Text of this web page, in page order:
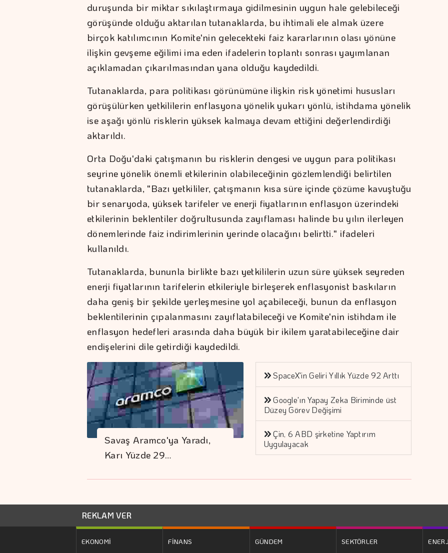
duruşunda bir miktar sıkılaştırmaya gidilmesinin uygun hale gelebileceği
görüşünde olduğu aktarılan tutanaklarda, bu ihtimali ele almak üzere
birçok katılımcının Komite'nin gelecekteki faiz kararlarının olası yönüne
ilişkin gevşeme eğilimi ima eden ifadelerin toplantı sonrası yayımlanan
açıklamadan çıkarılmasından yana olduğu kaydedildi.
Tutanaklarda, para politikası görünümüne ilişkin risk yönetimi hususları
görüşülürken yetkililerin enflasyona yönelik yukarı yönlü, istihdama yönelik
ise aşağı yönlü risklerin yüksek kalmaya devam ettiğini değerlendirdiği
aktarıldı.
Orta Doğu'daki çatışmanın bu risklerin dengesi ve uygun para politikası
seyrine yönelik önemli etkilerinin olabileceğinin gözlemlendiği belirtilen
tutanaklarda, "Bazı yetkililer, çatışmanın kısa süre içinde çözüme kavuştuğu
bir senaryoda, yüksek tarifeler ve enerji fiyatlarının enflasyon üzerindeki
etkilerinin beklentiler doğrultusunda zayıflaması halinde bu yılın ilerleyen
dönemlerinde faiz indirimlerinin yerinde olacağını belirtti." ifadeleri
kullanıldı.
Tutanaklarda, bununla birlikte bazı yetkililerin uzun süre yüksek seyreden
enerji fiyatlarının tarifelerin etkileriyle birleşerek enflasyonist baskıların
daha geniş bir şekilde yerleşmesine yol açabileceği, bunun da enflasyon
beklentilerinin çıpalanmasını zayıflatabileceği ve Komite'nin istihdam ile
enflasyon hedefleri arasında daha büyük bir ikilem yaratabileceğine dair
endişelerini dile getirdiği kaydedildi.
Savaş Aramco'ya Yaradı,
Karı Yüzde 29…
SpaceX'in Geliri Yıllık Yüzde 92 Arttı
Google'ın Yapay Zeka Biriminde üst
Düzey Görev Değişimi
Çin, 6 ABD şirketine Yaptırım
Uygulayacak
REKLAM VER
EKONOMİ
FİNANS
GÜNDEM
SEKTÖRLER